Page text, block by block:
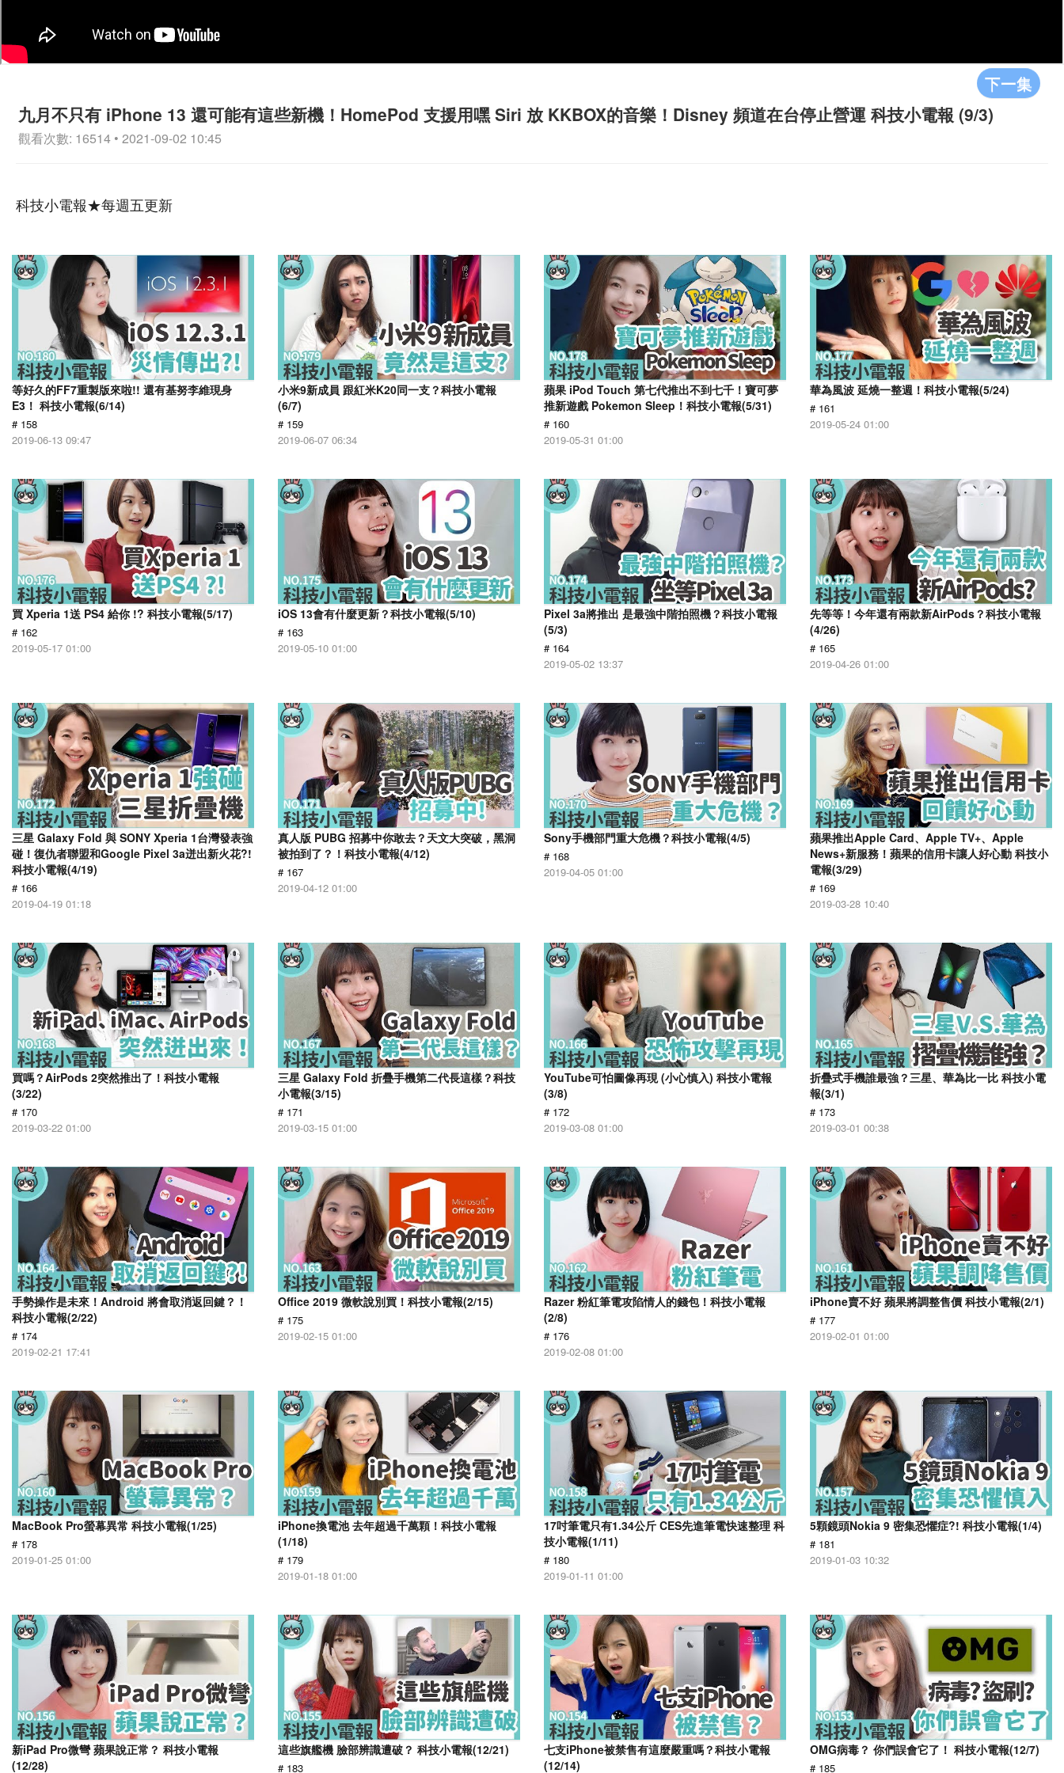
下一集
九月不只有 iPhone 13 還可能有這些新機！HomePod 支援用嘿 Siri 放 KKBOX的音樂！Disney 頻道在台停止營運 科技小電報 (9/3)
觀看次數: 16514 • 2021-09-02 10:45
科技小電報★每週五更新
等好久的FF7重製版來啦!! 還有基努李維現身
E3！ 科技小電報(6/14)
# 158
2019-06-13 09:47
小米9新成員 跟紅米K20同一支？科技小電報
(6/7)
# 159
2019-06-07 06:34
蘋果 iPod Touch 第七代推出不到七千！寶可夢
推新遊戲 Pokemon Sleep！科技小電報(5/31)
# 160
2019-05-31 01:00
華為風波 延燒一整週！科技小電報(5/24)
# 161
2019-05-24 01:00
買 Xperia 1送 PS4 給你 !? 科技小電報(5/17)
# 162
2019-05-17 01:00
iOS 13會有什麼更新？科技小電報(5/10)
# 163
2019-05-10 01:00
Pixel 3a將推出 是最強中階拍照機？科技小電報
(5/3)
# 164
2019-05-02 13:37
先等等！今年還有兩款新AirPods？科技小電報
(4/26)
# 165
2019-04-26 01:00
三星 Galaxy Fold 與 SONY Xperia 1台灣發表強
碰！復仇者聯盟和Google Pixel 3a迸出新火花?!
科技小電報(4/19)
# 166
2019-04-19 01:18
真人版 PUBG 招募中你敢去？天文大突破，黑洞
被拍到了？！科技小電報(4/12)
# 167
2019-04-12 01:00
Sony手機部門重大危機？科技小電報(4/5)
# 168
2019-04-05 01:00
蘋果推出Apple Card、Apple TV+、Apple
News+新服務！蘋果的信用卡讓人好心動 科技小
電報(3/29)
# 169
2019-03-28 10:40
買嗎？AirPods 2突然推出了！科技小電報
(3/22)
# 170
2019-03-22 01:00
三星 Galaxy Fold 折疊手機第二代長這樣？科技
小電報(3/15)
# 171
2019-03-15 01:00
YouTube可怕圖像再現 (小心慎入) 科技小電報
(3/8)
# 172
2019-03-08 01:00
折疊式手機誰最強？三星、華為比一比 科技小電
報(3/1)
# 173
2019-03-01 00:38
手勢操作是未來！Android 將會取消返回鍵？！
科技小電報(2/22)
# 174
2019-02-21 17:41
Office 2019 微軟說別買！科技小電報(2/15)
# 175
2019-02-15 01:00
Razer 粉紅筆電攻陷情人的錢包！科技小電報
(2/8)
# 176
2019-02-08 01:00
iPhone賣不好 蘋果將調整售價 科技小電報(2/1)
# 177
2019-02-01 01:00
MacBook Pro螢幕異常 科技小電報(1/25)
# 178
2019-01-25 01:00
iPhone換電池 去年超過千萬顆！科技小電報
(1/18)
# 179
2019-01-18 01:00
17吋筆電只有1.34公斤 CES先進筆電快速整理 科
技小電報(1/11)
# 180
2019-01-11 01:00
5顆鏡頭Nokia 9 密集恐懼症?! 科技小電報(1/4)
# 181
2019-01-03 10:32
新iPad Pro微彎 蘋果說正常？ 科技小電報
(12/28)
這些旗艦機 臉部辨識遭破？ 科技小電報(12/21)
# 183
七支iPhone被禁售有這麼嚴重嗎？科技小電報
(12/14)
OMG病毒？ 你們誤會它了！ 科技小電報(12/7)
# 185